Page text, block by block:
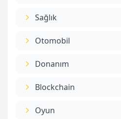
Sağlık
Otomobil
Donanım
Blockchain
Oyun